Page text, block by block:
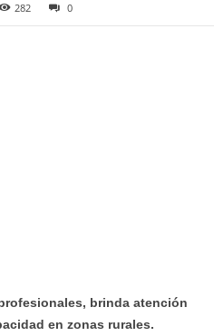
282 0
brinda atención
en zonas rurales.